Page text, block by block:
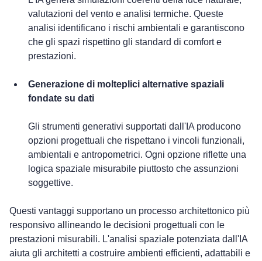
valutazioni del vento e analisi termiche. Queste
analisi identificano i rischi ambientali e garantiscono
che gli spazi rispettino gli standard di comfort e
prestazioni.
Generazione di molteplici alternative spaziali
fondate su dati
Gli strumenti generativi supportati dall'IA producono
opzioni progettuali che rispettano i vincoli funzionali,
ambientali e antropometrici. Ogni opzione riflette una
logica spaziale misurabile piuttosto che assunzioni
soggettive.
Questi vantaggi supportano un processo architettonico più
responsivo allineando le decisioni progettuali con le
prestazioni misurabili. L'analisi spaziale potenziata dall'IA
aiuta gli architetti a costruire ambienti efficienti, adattabili e